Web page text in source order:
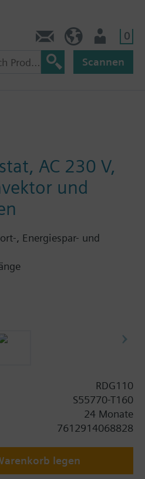
0
Scannen
AC 230 V,
und
, Energiespar- und
für Keycard-
Umschaltung,
Heiz-/ Kühlbetrieb-
und
RDG110
S55770-T160
24 Monate
7612914068828
legen